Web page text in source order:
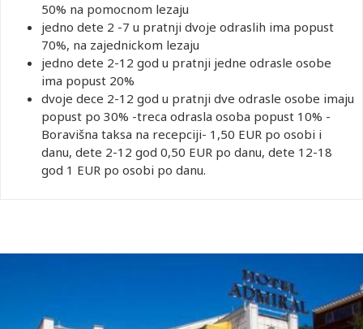
50% na pomocnom lezaju
jedno dete 2 -7 u pratnji dvoje odraslih ima popust
70%, na zajednickom lezaju
jedno dete 2-12 god u pratnji jedne odrasle osobe
ima popust 20%
dvoje dece 2-12 god u pratnji dve odrasle osobe imaju
popust po 30% -treca odrasla osoba popust 10% -
Boravišna taksa na recepciji- 1,50 EUR po osobi i
danu, dete 2-12 god 0,50 EUR po danu, dete 12-18
god 1 EUR po osobi po danu.